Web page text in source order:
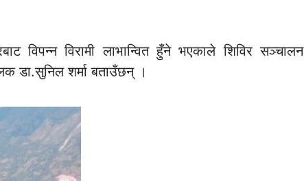
विपन्न विरामी लाभान्वित हुँने भएकाले शिविर सञ्चालन
डा.सुनिल शर्मा बताउँछन् ।